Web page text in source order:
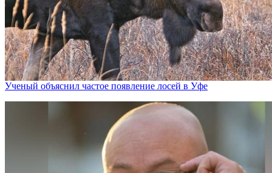
Ученый объяснил частое появление лосей в Уфе